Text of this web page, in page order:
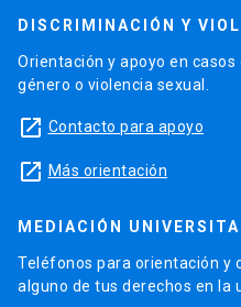
DISCRIMINACIÓN Y
Orientación y apoyo en
género o violencia sexual.
launch Contacto para apoyo
launch Más orientación
MEDIACIÓN
Teléfonos para orientación y
alguno de tus derechos en la